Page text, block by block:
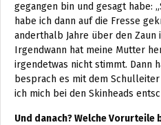
gegangen bin und gesagt habe:
habe ich dann auf die Fresse
anderthalb Jahre über den Zaun
Irgendwann hat meine Mutter
irgendetwas nicht stimmt. Dann
besprach es mit dem
ich mich bei den Skinheads
Und danach? Welche Vorurteile